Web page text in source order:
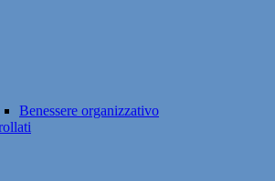
Benessere organizzativo